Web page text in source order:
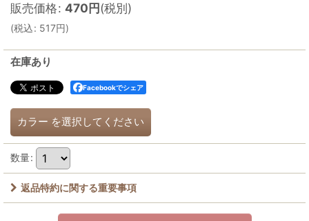
販売価格: 470円(税別)
(税込: 517円)
在庫あり
Facebookでシェア
カラー を選択してください
数量:
返品特約に関する重要事項